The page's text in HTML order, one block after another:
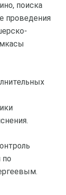
поиска
проведения